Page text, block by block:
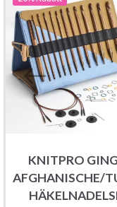
KNITPRO
AFGHANISCHE/